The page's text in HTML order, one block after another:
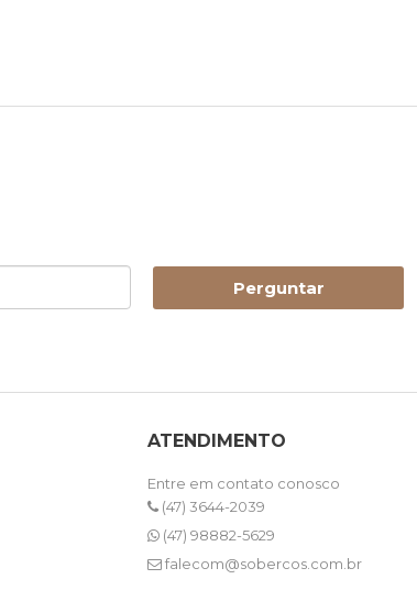
Perguntar
ATENDIMENTO
Entre em contato conosco
(47) 3644-2039
(47) 98882-5629
falecom@sobercos.com.br